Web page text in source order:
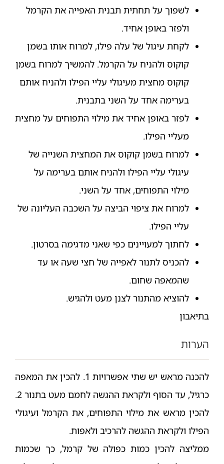
לשפוך על תחתית תבנית האפייה את הקרמל
ולפזר באופן אחיד.
לקחת עיגול של עלה פילו, למרוח אותו בשמן
קוקוס ולהניח על הקרמל. להמשיך למרוח בשמן
קוקוס מחצית מעיגולי עליי הפילו ולהניח אותם
בערימה אחד על השני בתבנית.
לפזר באופן אחיד את מילוי התפוחים על מחצית
מעליי הפילו.
למרוח בשמן קוקוס את המחצית השנייה של
עיגולי עליי הפילו ולהניח אותם בערימה על
מילוי התפוחים, אחד על השני.
למרוח את ציפוי הביצה על השכבה העליונה של
עליי הפילו.
לחתוך למעויינים כפי שאני מדגימה בסרטון.
להכניס לתנור לאפייה של חצי שעה או עד
שהמאפה שחום.
להוציא מהתנור לצנן מעט ולהגיש.
בתיאבון
הערות
להכנה מראש יש שתי אפשרויות 1. להכין את המאפה
כרגיל, עד הסוף ולקראת ההגשה לחמם מעט בתנור 2.
להכין מראש את מילוי התפוחים, את הקרמל ועיגולי
הפילו ולקראת ההגשה להרכיב ולאפות.
ממליצה להכין כמות כפולה של קרמל, כך שכמות